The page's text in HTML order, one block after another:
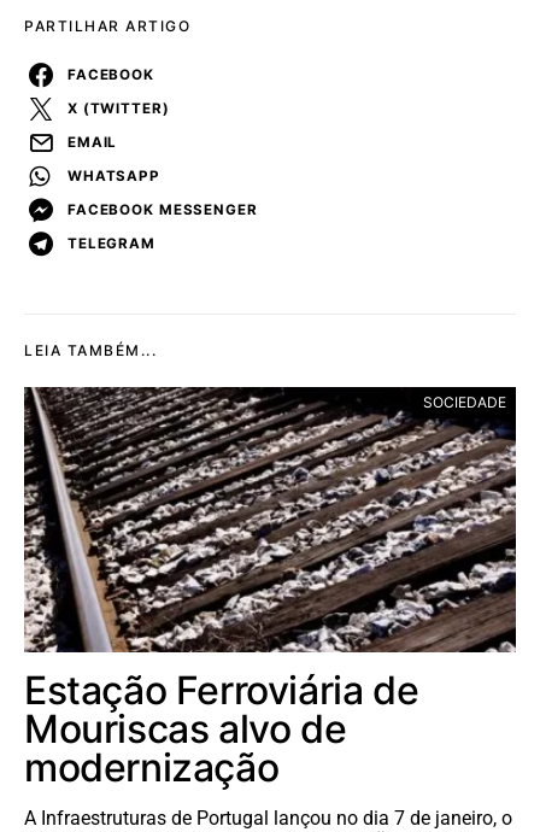
PARTILHAR ARTIGO
FACEBOOK
X (TWITTER)
EMAIL
WHATSAPP
FACEBOOK MESSENGER
TELEGRAM
LEIA TAMBÉM...
SOCIEDADE
Estação Ferroviária de
Mouriscas alvo de
modernização
A Infraestruturas de Portugal lançou no dia 7 de janeiro, o